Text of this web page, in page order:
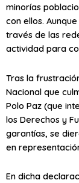
minorías
con ellos.
través de las
actividad para
Tras la
Nacional que
Polo Paz (que
los Derechos y
garantías, se
en
En dicha